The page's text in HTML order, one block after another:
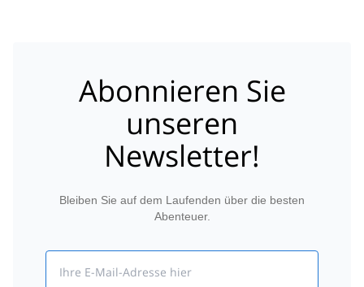
Abonnieren Sie
unseren
Newsletter!
Bleiben Sie auf dem Laufenden über die besten
Abenteuer.